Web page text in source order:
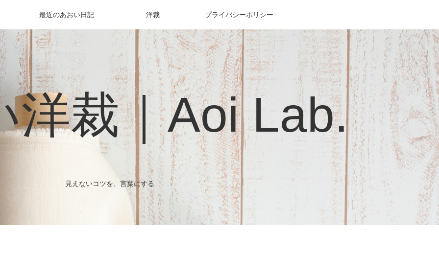
洋裁｜Aoi Lab.
見えないコツを、言葉にする
最近のあおい日記 洋裁 プライバシーポリシー